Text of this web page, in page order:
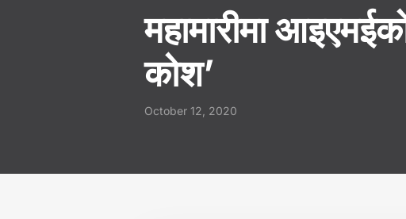
महामारीमा
कोश’
October 12, 2020